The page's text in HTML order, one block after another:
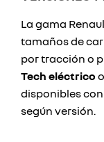
La gama
tamaños de
por tracción o
Tech eléctrico o
disponibles
según versión.